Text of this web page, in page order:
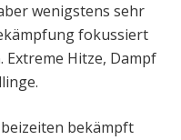
wenigstens sehr
fokussiert
Extreme Hitze, Dampf
beizeiten bekämpft